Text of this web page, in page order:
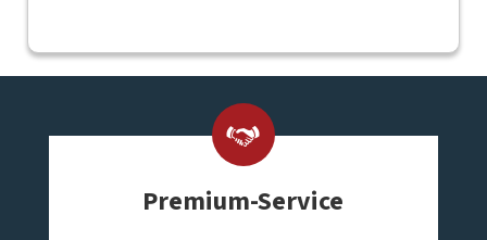
Premium-Service